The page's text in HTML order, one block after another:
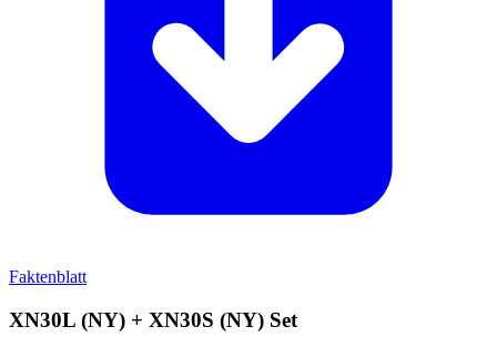
Faktenblatt
XN30L (NY) + XN30S (NY) Set